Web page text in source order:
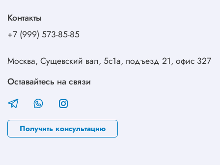
Контакты
+7 (999) 573-85-85
Москва, Сущевский вал, 5с1а, подъезд 21, офис 327
Оставайтесь на связи
Получить консультацию